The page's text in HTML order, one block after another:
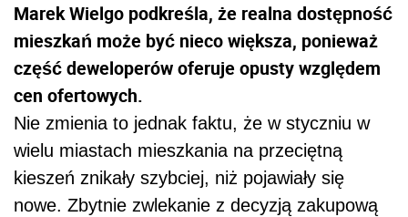
Marek Wielgo podkreśla, że realna dostępność
mieszkań może być nieco większa, ponieważ
część deweloperów oferuje opusty względem
cen ofertowych.
Nie zmienia to jednak faktu, że w styczniu w
wielu miastach mieszkania na przeciętną
kieszeń znikały szybciej, niż pojawiały się
nowe. Zbytnie zwlekanie z decyzją zakupową